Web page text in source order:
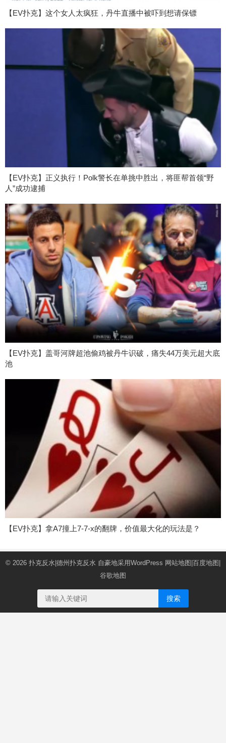
【EV扑克】这个女人太疯狂，丹牛直播中被吓到想请保镖
【EV扑克】正义执行！Polk警长在单挑中胜出，将匪帮首领“野
人”成功逮捕
【EV扑克】盖哥河牌超池偷鸡被丹牛识破，痛失44万美元超大底
池
【EV扑克】拿A7撞上7-7-x的翻牌，价值最大化的玩法是？
© 2026 扑克反水|德州扑克反水 自豪地采用WordPress 网站地图|百度地图|
谷歌地图
搜索